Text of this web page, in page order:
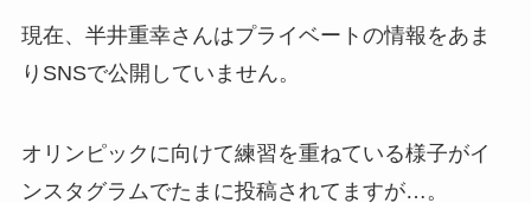
現在、半井重幸さんはプライベートの情報をあま
りSNSで公開していません。
オリンピックに向けて練習を重ねている様子がイ
ンスタグラムでたまに投稿されてますが…。